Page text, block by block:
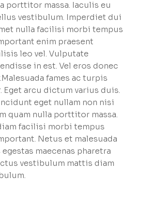
porttitor massa. Iaculis eu
vestibulum. Imperdiet dui
nulla facilisi morbi tempus
enim praesent
leo vel. Vulputate
in est. Vel eros donec
fames ac turpis
Eget arcu dictum varius duis.
eget nullam non nisi
quam nulla porttitor massa.
facilisi morbi tempus
Netus et malesuada
maecenas pharetra
vestibulum mattis diam